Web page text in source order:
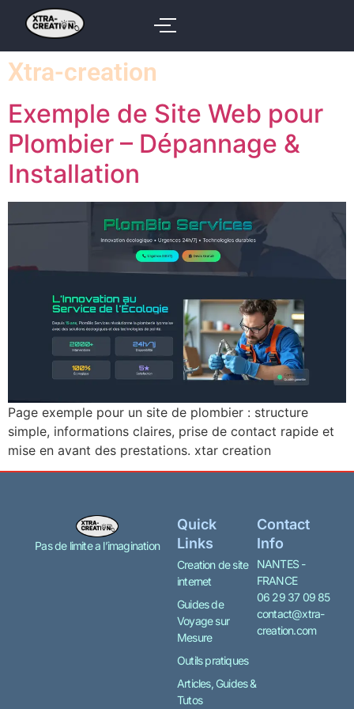
Xtra-creation
Exemple de Site Web pour
Plombier – Dépannage &
Installation
Page exemple pour un site de plombier : structure
simple, informations claires, prise de contact rapide et
mise en avant des prestations. xtar creation
Pas de limite a l’imagination
Quick
Links
Creation de site
internet
Guides de
Voyage sur
Mesure
Outils pratiques
Articles, Guides &
Tutos
Contact
Info
NANTES -
FRANCE
06 29 37 09 85
contact@xtra-
creation.com